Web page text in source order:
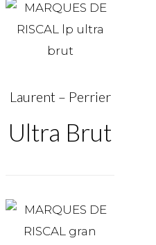
Laurent – Perrier
Ultra Brut